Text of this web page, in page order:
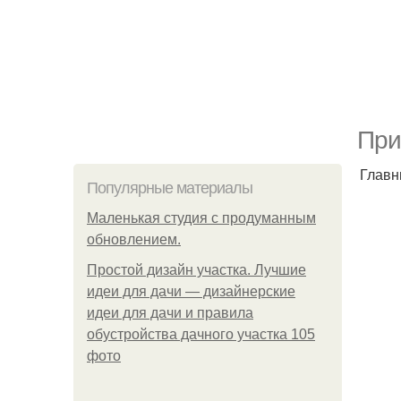
Популярные материалы
Маленькая студия с продуманным
обновлением.
Простой дизайн участка. Лучшие
идеи для дачи — дизайнерские
идеи для дачи и правила
обустройства дачного участка 105
фото